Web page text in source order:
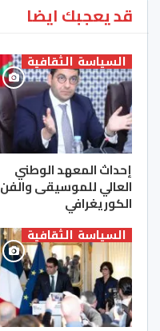
قد يعجبك ايضا
السياسة الثقافية
إحداث المعهد الوطني
العالي للموسيقى والفن
الكوريغرافي
السياسة الثقافية